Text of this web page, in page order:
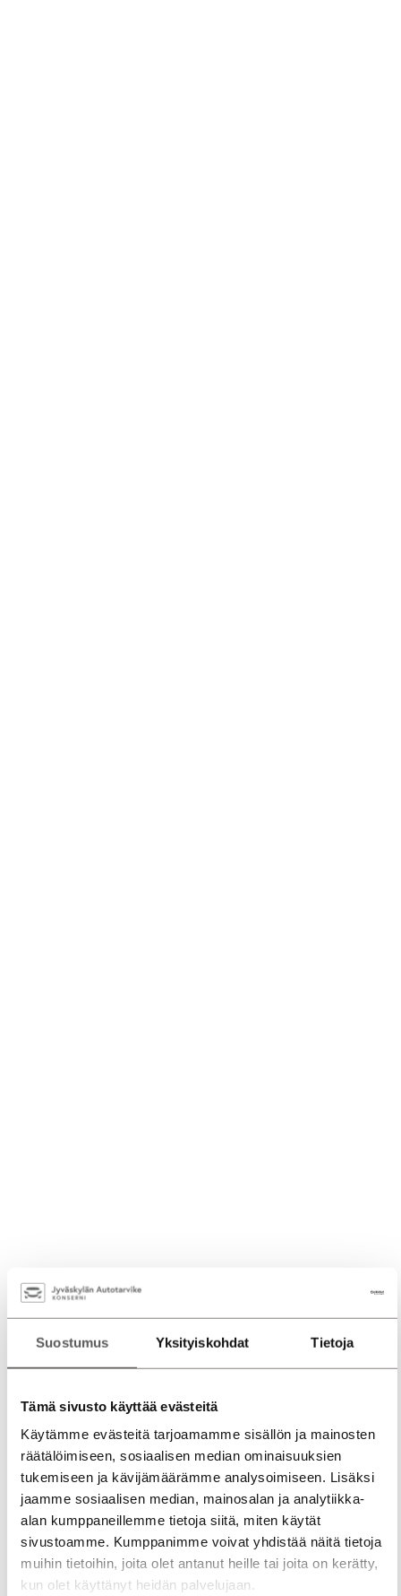
Suostumus Yksityiskohdat Tietoja
Tämä sivusto käyttää evästeitä
Käytämme evästeitä tarjoamamme sisällön ja mainosten
räätälöimiseen, sosiaalisen median ominaisuuksien
tukemiseen ja kävijämäärämme analysoimiseen. Lisäksi
jaamme sosiaalisen median, mainosalan ja analytiikka-
alan kumppaneillemme tietoja siitä, miten käytät
sivustoamme. Kumppanimme voivat yhdistää näitä tietoja
muihin tietoihin, joita olet antanut heille tai joita on kerätty,
kun olet käyttänyt heidän palvelujaan.